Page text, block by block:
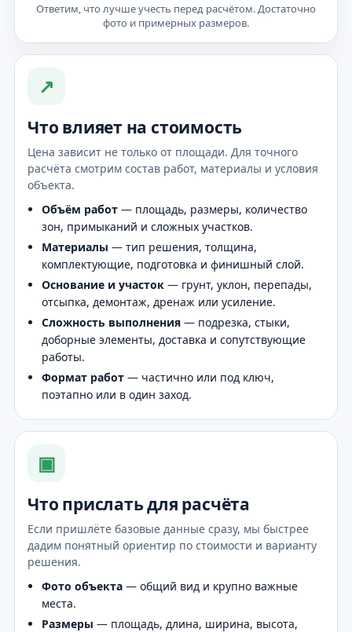
Ответим, что лучше учесть перед расчётом. Достаточно
фото и примерных размеров.
↗
Что влияет на стоимость
Цена зависит не только от площади. Для точного
расчёта смотрим состав работ, материалы и условия
объекта.
Объём работ — площадь, размеры, количество
зон, примыканий и сложных участков.
Материалы — тип решения, толщина,
комплектующие, подготовка и финишный слой.
Основание и участок — грунт, уклон, перепады,
отсыпка, демонтаж, дренаж или усиление.
Сложность выполнения — подрезка, стыки,
доборные элементы, доставка и сопутствующие
работы.
Формат работ — частично или под ключ,
поэтапно или в один заход.
▣
Что прислать для расчёта
Если пришлёте базовые данные сразу, мы быстрее
дадим понятный ориентир по стоимости и варианту
решения.
Фото объекта — общий вид и крупно важные
места.
Размеры — площадь, длина, ширина, высота,